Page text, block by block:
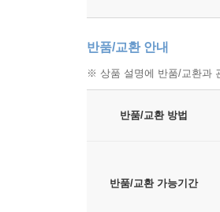
반품/교환 안내
※ 상품 설명에 반품/교환과
반품/교환 방법
반품/교환 가능기간